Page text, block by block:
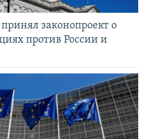
законопроект о
против России и